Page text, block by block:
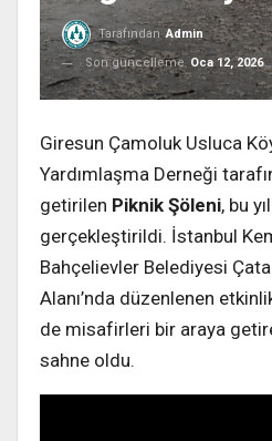
Tarafından Admin
Son güncelleme Oca 12, 2026
Giresun Çamoluk Usluca
Yardımlaşma Derneği
getirilen Piknik Şöleni, bu
gerçekleştirildi. İstanbul
Bahçelievler Belediyesi
Alanı’nda düzenlenen
de misafirleri bir araya
sahne oldu.